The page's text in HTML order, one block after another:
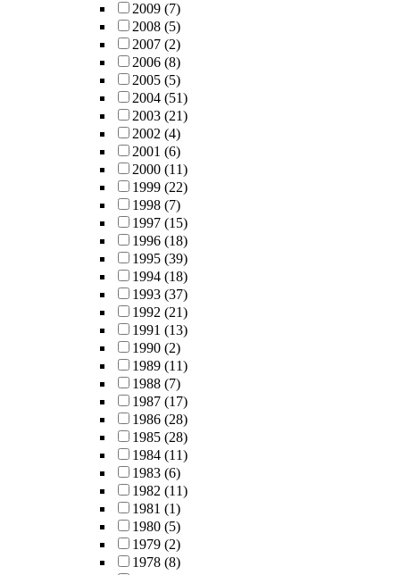
2009 (7)
2008 (5)
2007 (2)
2006 (8)
2005 (5)
2004 (51)
2003 (21)
2002 (4)
2001 (6)
2000 (11)
1999 (22)
1998 (7)
1997 (15)
1996 (18)
1995 (39)
1994 (18)
1993 (37)
1992 (21)
1991 (13)
1990 (2)
1989 (11)
1988 (7)
1987 (17)
1986 (28)
1985 (28)
1984 (11)
1983 (6)
1982 (11)
1981 (1)
1980 (5)
1979 (2)
1978 (8)